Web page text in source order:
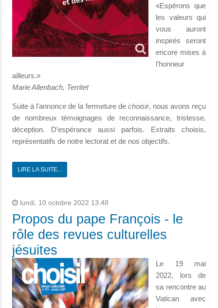
«Espérons que
les valeurs qui
vous auront
inspirés seront
encore mises à
l’honneur
ailleurs.»
Marie Allenbach, Territet
Suite à l’annonce de la fermeture de choisir, nous avons reçu
de nombreux témoignages de reconnaissance, tristesse,
déception. D’espérance aussi parfois. Extraits choisis,
représentatifs de notre lectorat et de nos objectifs.
LIRE LA SUITE...
lundi, 10 octobre 2022 13:48
Propos du pape François - le
rôle des revues culturelles
jésuites
Le 19 mai
2022, lors de
sa rencontre au
Vatican avec